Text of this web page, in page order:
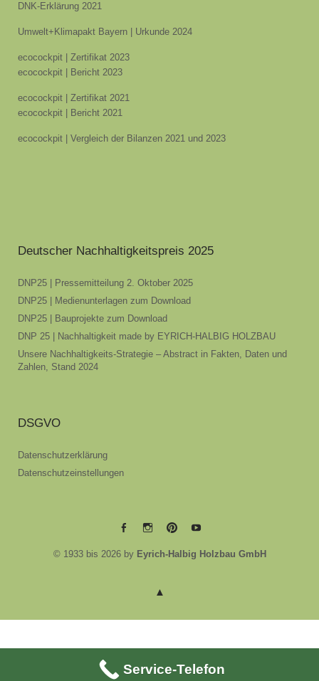
DNK-Erklärung 2021
Umwelt+Klimapakt Bayern | Urkunde 2024
ecocockpit | Zertifikat 2023
ecocockpit | Bericht 2023
ecocockpit | Zertifikat 2021
ecocockpit | Bericht 2021
ecocockpit | Vergleich der Bilanzen 2021 und 2023
Deutscher Nachhaltigkeitspreis 2025
DNP25 | Pressemitteilung 2. Oktober 2025
DNP25 | Medienunterlagen zum Download
DNP25 | Bauprojekte zum Download
DNP 25 | Nachhaltigkeit made by EYRICH-HALBIG HOLZBAU
Unsere Nachhaltigkeits-Strategie – Abstract in Fakten, Daten und
Zahlen, Stand 2024
DSGVO
Datenschutzerklärung
Datenschutzeinstellungen
EYRICH-EYRICH-EYRICH-EYRICH-
© 1933 bis 2026 by Eyrich-Halbig Holzbau GmbH
Service-Telefon